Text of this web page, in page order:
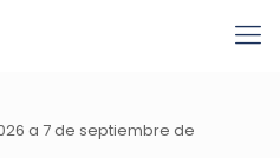
a 7 de septiembre de